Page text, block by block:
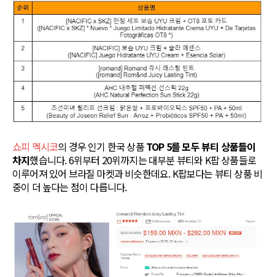
쇼피 멕시코의 경우 인기 한국 상품TOP 5를 모두 뷰티 상품들이
차지했습니다. 6위부터 20위까지는 대부분 뷰티와 K팝 상품들로
이루어져 있어 브라질 마켓과 비슷한데요. K팝보다는 뷰티 상품 비
중이 더 높다는 점이 다릅니다.